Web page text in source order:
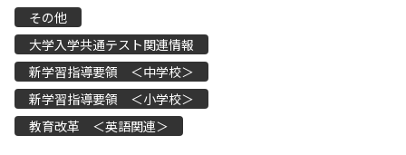
その他
大学入学共通テスト関連情報
新学習指導要領 ＜中学校＞
新学習指導要領 ＜小学校＞
教育改革 ＜英語関連＞